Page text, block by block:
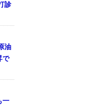
診
油
で
一